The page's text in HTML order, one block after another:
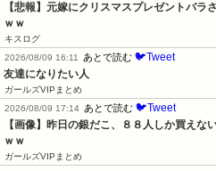
【悲報】元嫁にクリスマスプレゼントバラ
ｗｗ
キスログ
2026/08/09 16:11
あとで読む 🐦Tweet
友達になりたい人
ガールズVIPまとめ
2026/08/09 17:14 あとで読む 🐦Tweet
【画像】昨日の銀だこ、８８人しか買えな
ｗｗ
ガールズVIPまとめ